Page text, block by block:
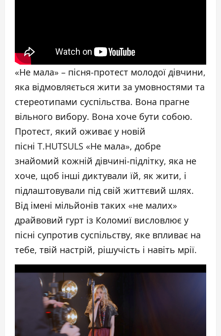
«Не мала» – пісня-протест молодої дівчини,
яка відмовляється жити за умовностями та
стереотипами суспільства. Вона прагне
вільного вибору. Вона хоче бути собою.
Протест, який оживає у новій
пісні T.HUTSULS «Не мала», добре
знайомий кожній дівчині-підлітку, яка не
хоче, щоб інші диктували їй, як жити, і
підлаштовували під свій життєвий шлях.
Від імені мільйонів таких «не малих»
драйвовий гурт із Коломиї висловлює у
пісні супротив суспільству, яке впливає на
тебе, твій настрій, рішучість і навіть мрії.